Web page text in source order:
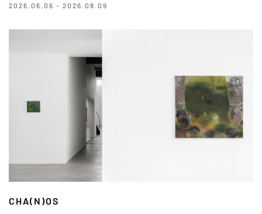
2026.06.06 - 2026.08.09
CHA(N)OS